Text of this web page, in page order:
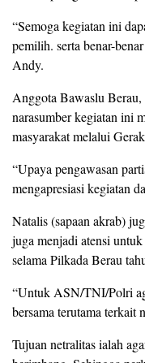
“Semoga kegiatan ini
pemilih. serta benar-
Andy.
Anggota Bawaslu
narasumber kegiatan ini
masyarakat melalui
“Upaya pengawasan
mengapresiasi kegiatan
Natalis (sapaan akrab)
juga menjadi atensi
selama Pilkada Berau
“Untuk ASN/TNI/Polri
bersama terutama terkait
Tujuan netralitas ialah